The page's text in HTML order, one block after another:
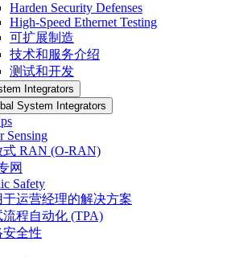
Harden Security Defenses
High-Speed Ethernet Testing
可扩展制造
技术和服务介绍
测试和开发
Integrators
System Integrators
Sensing
式 RAN (O-RAN)
网
Safety
于运营经理的解决方案
流程自动化 (TPA)
安全性